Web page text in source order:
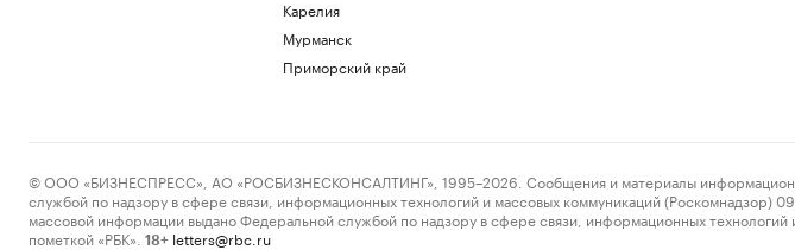
Карелия
Мурманск
Приморский край
© ООО «БИЗНЕСПРЕСС», АО «РОСБИЗНЕСКОНСАЛТИНГ», 1995–2026. Сообщения и материалы
службой по надзору в сфере связи, информационных технологий и массовых коммуникаций (Роскомнадзор)
массовой информации выдано Федеральной службой по надзору в сфере связи, информационных
пометкой «РБК».
18+ letters@rbc.ru